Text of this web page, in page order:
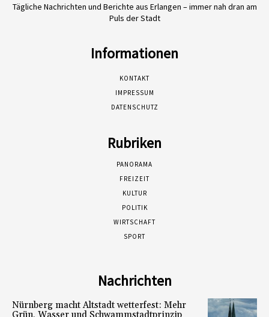
Tägliche Nachrichten und Berichte aus Erlangen – immer nah dran am
Puls der Stadt
Informationen
KONTAKT
IMPRESSUM
DATENSCHUTZ
Rubriken
PANORAMA
FREIZEIT
KULTUR
POLITIK
WIRTSCHAFT
SPORT
Nachrichten
Nürnberg macht Altstadt wetterfest: Mehr